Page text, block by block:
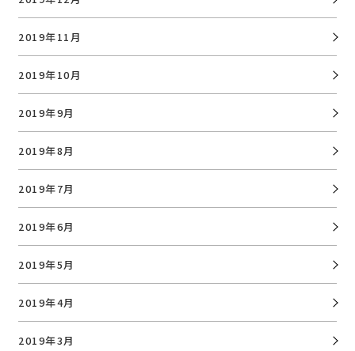
2019年11月
2019年10月
2019年9月
2019年8月
2019年7月
2019年6月
2019年5月
2019年4月
2019年3月